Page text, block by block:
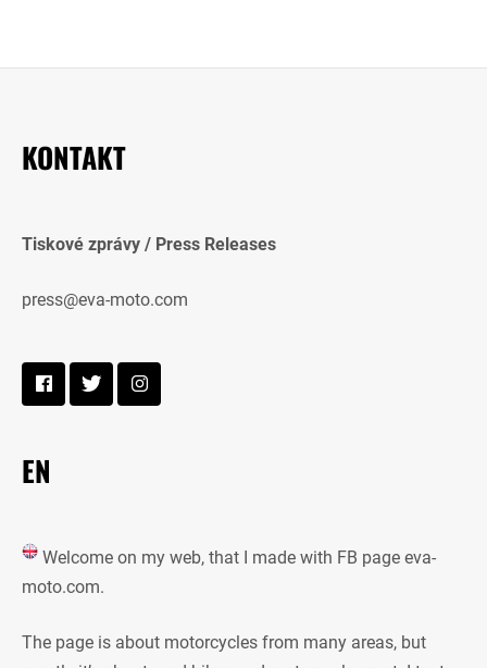
KONTAKT
Tiskové zprávy / Press Releases
press@eva-moto.com
EN
Welcome on my web, that I made with FB page eva-
moto.com.
The page is about motorcycles from many areas, but